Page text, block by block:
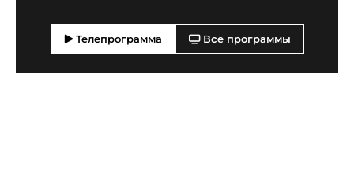
Телепрограмма Все программы